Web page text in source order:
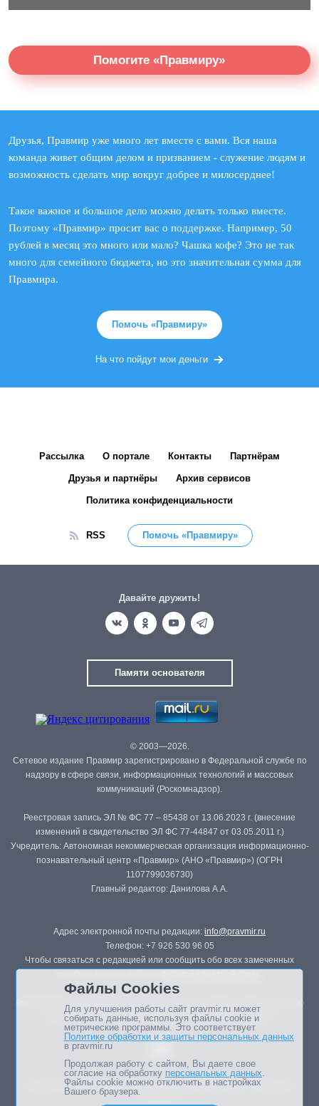
Помогите «Правмиру»
Друзья, Правмир уже много лет вместе с вами. Вся наша
команда живет общим делом и призванием - служение людям и
возможность сделать мир вокруг добрее и милосерднее!
Такое важное и большое дело можно делать только вместе.
Поэтому «Правмир» просит вас о поддержке. Например, 50
рублей в месяц это много или мало? Чашка кофе? Это не так
много для семейного бюджета, но это значительная сумма для
Правмира.
Помочь «Правмиру»
На что пойдут мои деньги
Рассылка О портале Контакты Партнёрам
Друзья и партнёры Архив сервисов
Политика конфиденциальности
RSS Помочь «Правмиру»
Давайте дружить!
Памяти основателя
© 2003—2026.
Сетевое издание Правмир зарегистрировано в Федеральной службе по
надзору в сфере связи, информационных технологий и массовых
коммуникаций (Роскомнадзор).
Реестровая запись ЭЛ № ФС 77 – 85438 от 13.06.2023 г. (внесение
изменений в свидетельство ЭЛ ФС 77-44847 от 03.05.2011 г.)
Учредитель: Автономная некоммерческая организация информационно-
познавательный центр «Правмир» (АНО «Правмир») (ОГРН
1107799036730)
Главный редактор: Данилова А.А.
Адрес электронной почты редакции: info@pravmir.ru
Телефон: +7 926 530 96 05
Чтобы связаться с редакцией или сообщить обо всех замеченных
Републикация материалов сайта в печатных изданиях (книгах, прессе)
возможна только с письменного разрешения редакции.
Мнение авторов статей портала может не совпадать с позицией
Файлы Cookies
Для улучшения работы сайт pravmir.ru может
собирать данные, используя файлы cookie и
метрические программы. Это соответствует
Политике обработки и защиты персональных данных
в pravmir.ru
Продолжая работу с сайтом, Вы даете свое
согласие на обработку персональных данных.
Файлы cookie можно отключить в настройках
Вашего браузера.